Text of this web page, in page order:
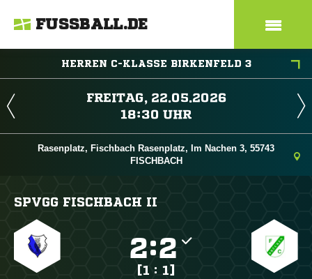
FUSSBALL.DE
HERREN C-KLASSE BIRKENFELD 3
 
 
Rasenplatz, Fischbach Rasenplatz, Im Nachen 3, 55743
FISCHBACH
SPVGG FISCHBACH II
:
[1 : 1]